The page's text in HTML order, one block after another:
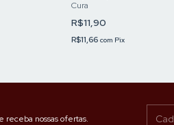
Cura
R$11,90
R$11,66 com Pix
receba nossas ofertas.